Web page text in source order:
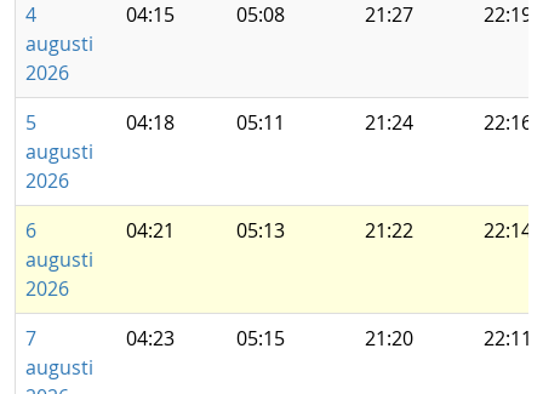
4
augusti
2026
04:15 05:08 21:27 22:19
5
augusti
2026
04:18 05:11 21:24 22:16
6
augusti
2026
04:21 05:13 21:22 22:14
7
augusti
04:23 05:15 21:20 22:11